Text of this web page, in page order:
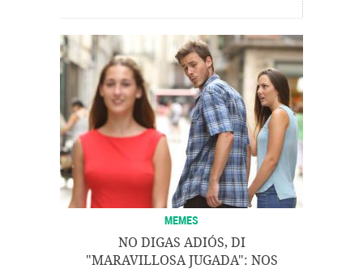
MEMES
NO DIGAS ADIÓS, DI
"MARAVILLOSA JUGADA": NOS